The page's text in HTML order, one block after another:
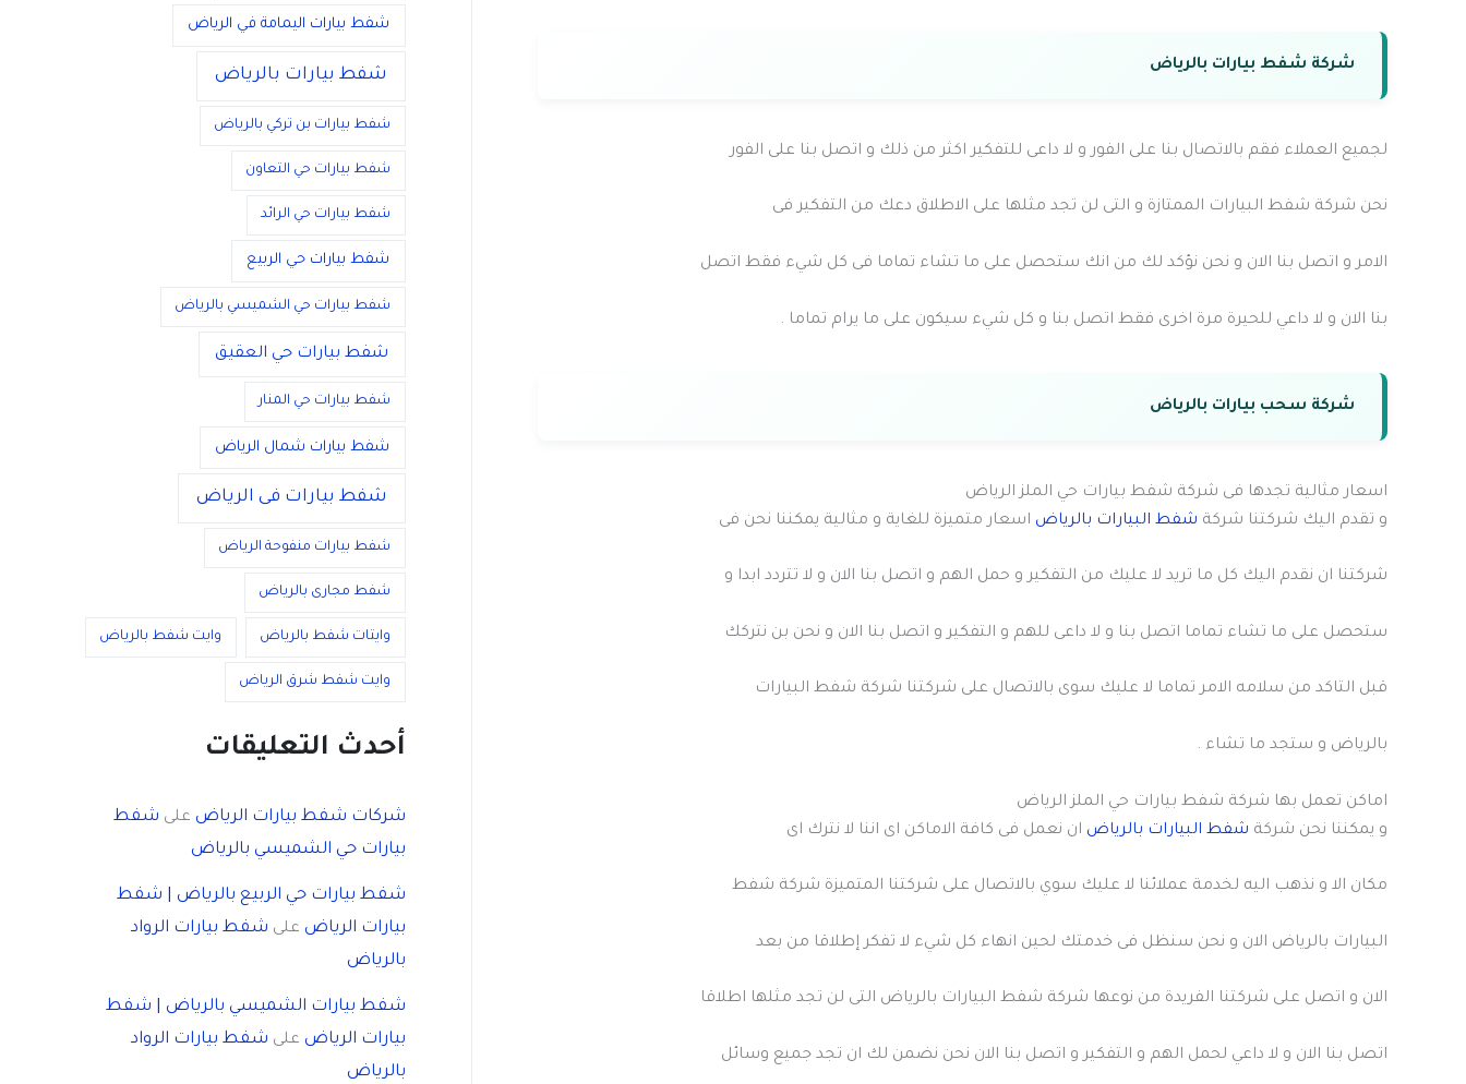
شركة شفط بيارات بالرياض
لجميع العملاء فقم بالاتصال بنا على الفور و لا داعى للتفكير اكثر من ذلك و اتصل بنا على الفور
نحن شركة شفط البيارات الممتازة و التى لن تجد مثلها على الاطلاق دعك من التفكير فى
الامر و اتصل بنا الان و نحن نؤكد لك من انك ستحصل على ما تشاء تماما فى كل شيء فقط اتصل
بنا الان و لا داعي للحيرة مرة اخرى فقط اتصل بنا و كل شيء سيكون على ما يرام تماما .
شركة سحب بيارات بالرياض
اسعار مثالية تجدها فى شركة شفط بيارات حي الملز الرياض
و تقدم اليك شركتنا شركة شفط البيارات بالرياض اسعار متميزة للغاية و مثالية يمكننا نحن فى
شركتنا ان نقدم اليك كل ما تريد لا عليك من التفكير و حمل الهم و اتصل بنا الان و لا تتردد ابدا و
ستحصل على ما تشاء تماما اتصل بنا و لا داعى للهم و التفكير و اتصل بنا الان و نحن بن نتركك
قبل التاكد من سلامه الامر تماما لا عليك سوى بالاتصال على شركتنا شركة شفط البيارات
بالرياض و ستجد ما تشاء .
اماكن تعمل بها شركة شفط بيارات حي الملز الرياض
و يمكننا نحن شركة شفط البيارات بالرياض ان نعمل فى كافة الاماكن اى اننا لا نترك اى
مكان الا و نذهب اليه لخدمة عملائنا لا عليك سوي بالاتصال على شركتنا المتميزة شركة شفط
البيارات بالرياض الان و نحن سنظل فى خدمتك لحين انهاء كل شيء لا تفكر إطلاقا من بعد
الان و اتصل على شركتنا الفريدة من نوعها شركة شفط البيارات بالرياض التى لن تجد مثلها اطلاقا
اتصل بنا الان و لا داعي لحمل الهم و التفكير و اتصل بنا الان نحن نضمن لك ان تجد جميع وسائل
شفط بيارات اليمامة في الرياض
شفط بيارات بالرياض
شفط بيارات بن تركي بالرياض
شفط بيارات حي التعاون
شفط بيارات حي الرائد
شفط بيارات حي الربيع
شفط بيارات حي الشميسي بالرياض
شفط بيارات حي العقيق
شفط بيارات حي المنار
شفط بيارات شمال الرياض
شفط بيارات فى الرياض
شفط بيارات منفوحة الرياض
شفط مجارى بالرياض
وايتات شفط بالرياض وايت شفط بالرياض
وايت شفط شرق الرياض
أحدث التعليقات
شركات شفط بيارات الرياض على شفط
بيارات حي الشميسي بالرياض
شفط بيارات حي الربيع بالرياض | شفط
بيارات الرياض على شفط بيارات الرواد
بالرياض
شفط بيارات الشميسي بالرياض | شفط
بيارات الرياض على شفط بيارات الرواد
بالرياض